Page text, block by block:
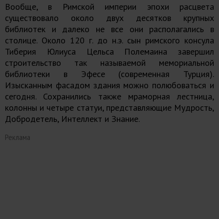
Вообще, в Римской империи эпохи расцвета
существовало около двух десятков крупных
библиотек и далеко не все они располагались в
столице. Около 120 г. до н.э. сын римского консула
Тиберия Юлиуса Цельса Полемаина завершил
строительство так называемой мемориальной
библиотеки в Эфесе (современная Турция).
Изысканным фасадом здания можно полюбоваться и
сегодня. Сохранились также мраморная лестница,
колонны и четыре статуи, представляющие Мудрость,
Добродетель, Интеллект и Знание.
Реклама